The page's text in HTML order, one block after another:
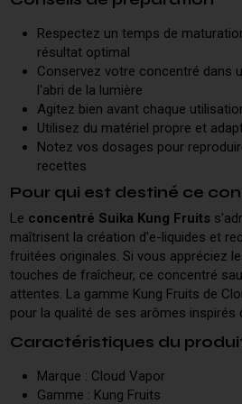
Respectez un temps de
résultat optimal
Conservez votre concentré dans
l'abri de la lumière
Agitez bien avant chaque
Utilisez du matériel propre et
Notez vos dosages pour
recettes
Pour qui est destiné ce
Le concentré Suika Kung Fruits
maîtrisent la création d'e-liquides et
fruitées originales. Si vous appréciez
touches de fraîcheur, ce concentré
attentes. La gamme Kung Fruits de
pour la qualité de ses arômes inspirés
Caractéristiques du
Marque : Cloud Vapor
Gamme : Kung Fruits